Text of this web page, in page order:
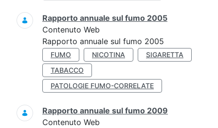
Rapporto annuale sul fumo 2005
Contenuto Web
Rapporto annuale sul fumo 2005
FUMO NICOTINA
SIGARETTA
TABACCO
PATOLOGIE FUMO-CORRELATE
Rapporto annuale sul fumo 2009
Contenuto Web